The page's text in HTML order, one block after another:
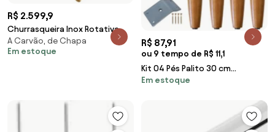
R$ 2.599,9
Churrasqueira Inox Rotativa
Giratória Duplo 11 Espetos
A Carvão, de Chapa
Em estoque
R$ 87,91
ou 9 tempo de R$ 11,1
Kit 04 Pés Palito 30 cm
Castanho e 04 Chapinhas
Em estoque